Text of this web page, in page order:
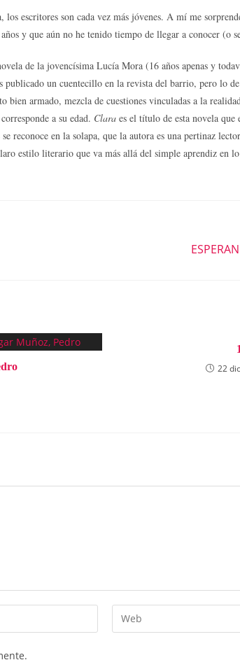
escritores son cada vez más jóvenes. A mí me
y que aún no he tenido tiempo de llegar a conocer (o
de la jovencísima Lucía Mora (16 años apenas y
un cuentecillo en la revista del barrio, pero lo
armado, mezcla de cuestiones vinculadas a la
a su edad. Clara es el título de esta novela que
reconoce en la solapa, que la autora es una pertinaz
estilo literario que va más allá del simple aprendiz en
22
Introduce
la